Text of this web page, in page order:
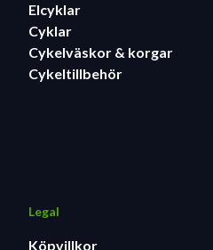
Elcyklar
Cyklar
Cykelväskor & korgar
Cykeltillbehör
Legal
Köpvillkor